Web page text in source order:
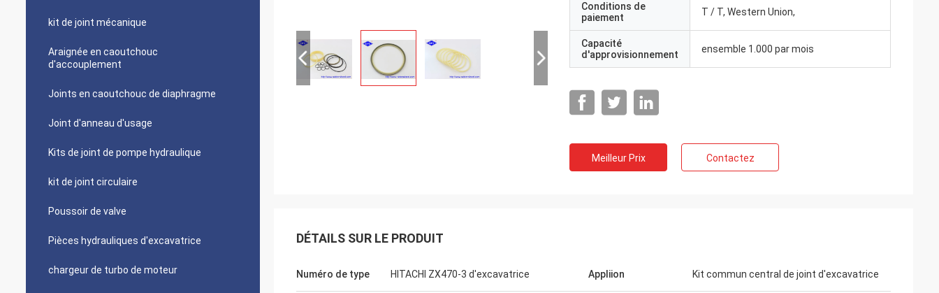
kit de joint mécanique
Araignée en caoutchouc
d'accouplement
Joints en caoutchouc de diaphragme
Joint d'anneau d'usage
Kits de joint de pompe hydraulique
kit de joint circulaire
Poussoir de valve
Pièces hydrauliques d'excavatrice
chargeur de turbo de moteur
Conditions de
paiement
T / T, Western Union,
Capacité
d'approvisionnement
ensemble 1.000 par mois
Meilleur Prix Contactez
DÉTAILS SUR LE PRODUIT
Numéro de type HITACHI ZX470-3 d'excavatrice Appliion Kit commun central de joint d'excavatrice